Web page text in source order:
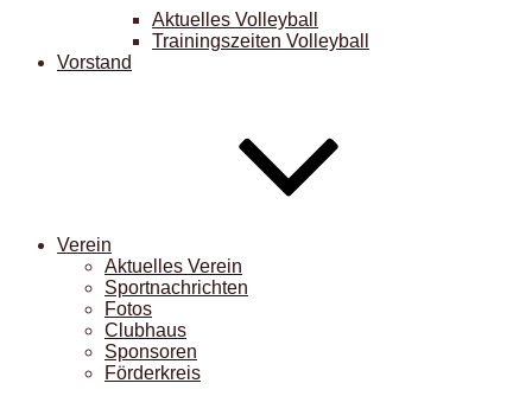
Aktuelles Volleyball
Trainingszeiten Volleyball
Vorstand
Verein
Aktuelles Verein
Sportnachrichten
Fotos
Clubhaus
Sponsoren
Förderkreis